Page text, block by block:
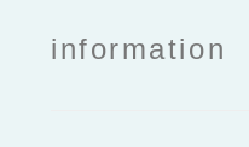
information